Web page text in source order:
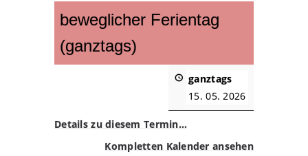
beweglicher Ferientag
(ganztags)
ganztags
15. 05. 2026
Details zu diesem Termin…
Kompletten Kalender ansehen